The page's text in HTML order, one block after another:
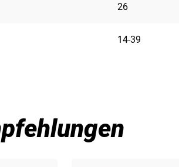
26
14-39